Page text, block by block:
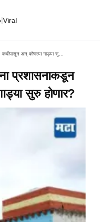
Viral
प्रशासनाकडून
सुरु होणार?